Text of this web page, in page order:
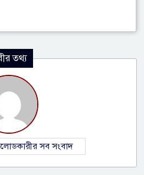
তথ্য
সব সংবাদ